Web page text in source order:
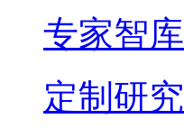
专家智库
定制研究